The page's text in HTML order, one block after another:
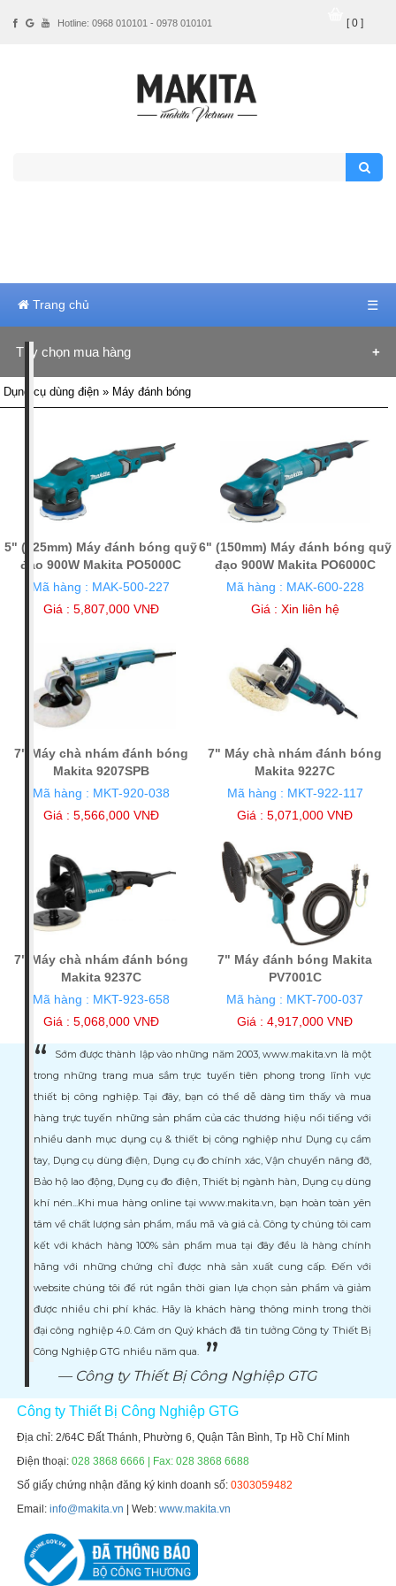
Trang chủ ☰
Tùy chọn mua hàng
Hãng sản xuất
Makita (6)
2 triệu - 5
triệu VNĐ
(3)
5 triệu - 10
Nhật Bản
Trung
Dụng cụ dùng điện » Máy đánh bóng
5" (125mm) Máy đánh bóng quỹ
đạo 900W Makita PO5000C
Mã hàng : MAK-500-227
Giá : 5,807,000 VNĐ
6" (150mm) Máy đánh bóng quỹ
đạo 900W Makita PO6000C
Mã hàng : MAK-600-228
Giá : Xin liên hệ
7" Máy chà nhám đánh bóng
Makita 9207SPB
Mã hàng : MKT-920-038
Giá : 5,566,000 VNĐ
7" Máy chà nhám đánh bóng
Makita 9227C
Mã hàng : MKT-922-117
Giá : 5,071,000 VNĐ
7" Máy chà nhám đánh bóng
Makita 9237C
Mã hàng : MKT-923-658
Giá : 5,068,000 VNĐ
7" Máy đánh bóng Makita
PV7001C
Mã hàng : MKT-700-037
Giá : 4,917,000 VNĐ
Sớm được thành lập vào những năm 2003, www.makita.vn là một
trong những trang mua sắm trực tuyến tiên phong trong lĩnh vực
thiết bị công nghiệp. Tại đây, bạn có thể dễ dàng tìm thấy và mua
hàng trực tuyến những sản phẩm của các thương hiệu nổi tiếng với
nhiều danh mục dụng cụ & thiết bị công nghiệp như Dụng cụ cầm
tay, Dụng cụ dùng điện, Dụng cụ đo chính xác, Vận chuyển nâng đỡ,
Bảo hộ lao động, Dụng cụ đo điện, Thiết bị ngành hàn, Dụng cụ dùng
khí nén...Khi mua hàng online tại www.makita.vn, bạn hoàn toàn yên
tâm về chất lượng sản phẩm, mẩu mã và giá cả. Công ty chúng tôi cam
kết với khách hàng 100% sản phẩm mua tại đây đều là hàng chính
hãng với những chứng chỉ được nhà sản xuất cung cấp. Đến với
website chúng tôi để rút ngắn thời gian lựa chọn sản phẩm và giảm
được nhiều chi phí khác. Hãy là khách hàng thông minh trong thời
đại công nghiệp 4.0. Cám ơn Quý khách đã tin tưởng Công ty Thiết Bị
Công Nghiệp GTG nhiều năm qua.
Công ty Thiết Bị Công Nghiệp GTG
Công ty Thiết Bị Công Nghiệp GTG
Địa chỉ: 2/64C Đất Thánh, Phường 6, Quận Tân Bình, Tp Hồ Chí Minh
Điện thoại:028 3868 6666 | Fax: 028 3868 6688
Số giấy chứng nhận đăng ký kinh doanh số:0303059482
Email:info@makita.vn | Web:www.makita.vn
Hotline: 0968 010101 - 0978 010101 [ 0 ]